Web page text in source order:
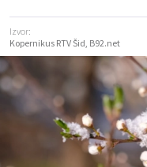
Izvor:
Kopernikus RTV Šid, B92.net